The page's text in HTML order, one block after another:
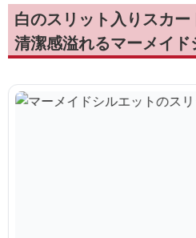
白のスリット入りスカ
清潔感溢れるマーメイド